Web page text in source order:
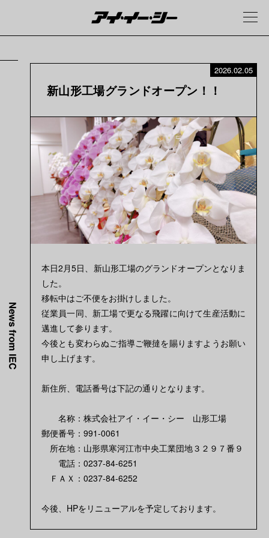
2026.02.05
新山形工場グランドオープン！！
本日2月5日、新山形工場のグランドオープンとなりま
した。
移転中はご不便をお掛けしました。
従業員一同、新工場で更なる飛躍に向けて生産活動に
邁進して参ります。
今後とも変わらぬご指導ご鞭撻を賜りますようお願い
申し上げます。
新住所、電話番号は下記の通りとなります。
名称：株式会社アイ・イー・シー 山形工場
郵便番号：991-0061
所在地：山形県寒河江市中央工業団地３２９７番９
電話：0237-84-6251
ＦＡＸ：0237-84-6252
今後、HPをリニューアルを予定しております。